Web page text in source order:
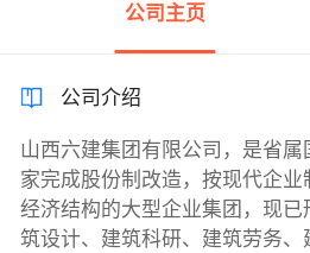
公司主页
公司介绍
山西六建集团有限公司，是省
家完成股份制改造，按现代企业
经济结构的大型企业集团，现
筑设计、建筑科研、建筑劳务、